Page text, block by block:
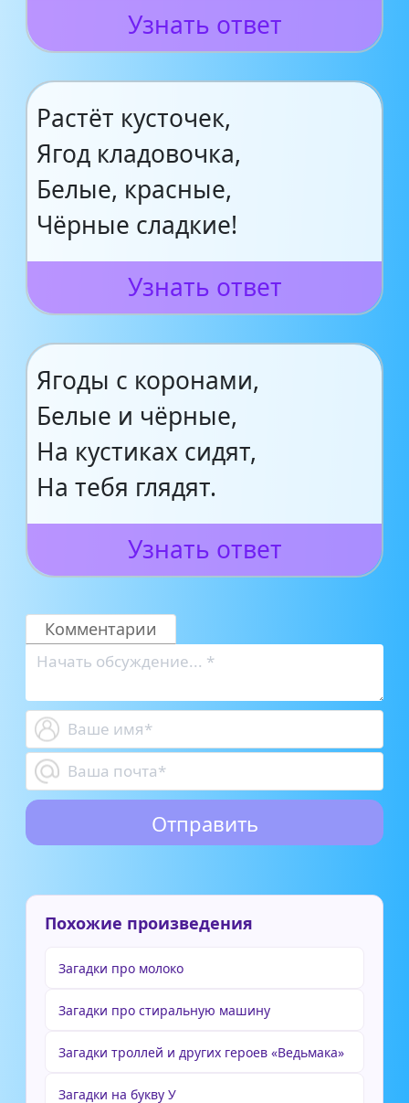
Узнать ответ
Растёт кусточек,
Ягод кладовочка,
Белые, красные,
Чёрные сладкие!
Узнать ответ
Ягоды с коронами,
Белые и чёрные,
На кустиках сидят,
На тебя глядят.
Узнать ответ
Комментарии
Похожие произведения
Загадки про молоко
Загадки про стиральную машину
Загадки троллей и других героев «Ведьмака»
Загадки на букву У